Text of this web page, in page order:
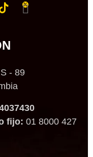
- 89
fijo: 01 8000 427